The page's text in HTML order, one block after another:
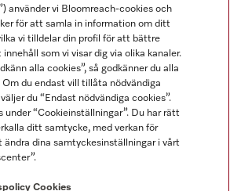
använder vi Bloomreach-cookies och
för att samla in information om ditt
vi tilldelar din profil för att bättre
innehåll som vi visar dig via olika kanaler.
alla cookies”, så godkänner du alla
Om du endast vill tillåta nödvändiga
du “Endast nödvändiga cookies”.
under “Cookieinställningar”. Du har rätt
ditt samtycke, med verkan för
dina samtyckesinställningar i vårt
Cookies